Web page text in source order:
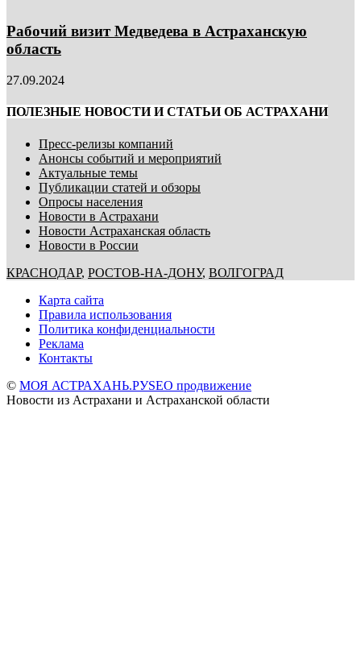
Рабочий визит Медведева в Астраханскую
область
27.09.2024
ПОЛЕЗНЫЕ НОВОСТИ И СТАТЬИ ОБ АСТРАХАНИ
Пресс-релизы компаний
Анонсы событий и мероприятий
Актуальные темы
Публикации статей и обзоры
Опросы населения
Новости в Астрахани
Новости Астраханская область
Новости в России
КРАСНОДАР, РОСТОВ-НА-ДОНУ, ВОЛГОГРАД
Карта сайта
Правила использования
Политика конфиденциальности
Реклама
Контакты
© МОЯ АСТРАХАНЬ.РУSEO продвижение
Новости из Астрахани и Астраханской области